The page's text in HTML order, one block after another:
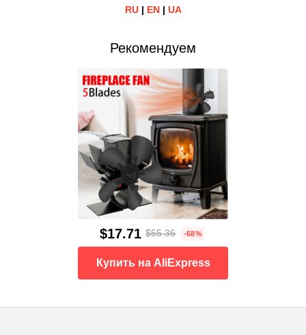
RU| EN| UA
Рекомендуем
$17.71 $55.36 -68%
Купить на AliExpress